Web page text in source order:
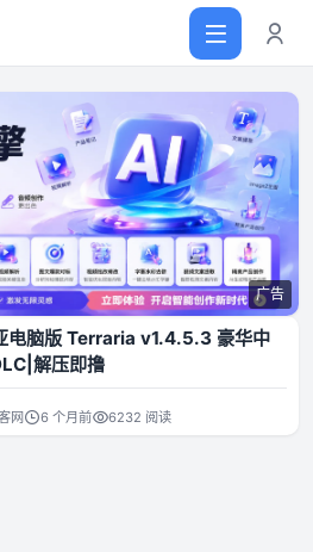
广告
电脑版 Terraria v1.4.5.3 豪华中
解压即撸
网 6 个月前 6232 阅读